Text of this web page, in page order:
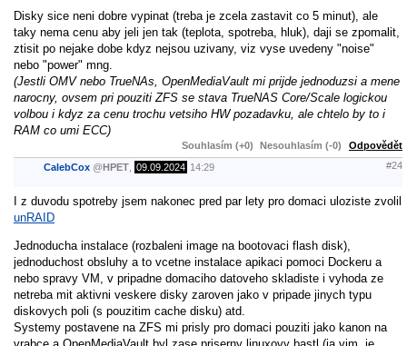
Disky sice neni dobre vypinat (treba je zcela zastavit co 5 minut), ale
taky nema cenu aby jeli jen tak (teplota, spotreba, hluk), daji se zpomalit,
ztisit po nejake dobe kdyz nejsou uzivany, viz vyse uvedeny "noise"
nebo "power" mng.
(Jestli OMV nebo TrueNAs, OpenMediaVault mi prijde jednoduzsi a mene
narocny, ovsem pri pouziti ZFS se stava TrueNAS Core/Scale logickou
volbou i kdyz za cenu trochu vetsiho HW pozadavku, ale chtelo by to i
RAM co umi ECC)
Souhlasím (+0) Nesouhlasím (-0) Odpovědět
CalebCox @HPET 09.09.2024 14:29 #24
I z duvodu spotreby jsem nakonec pred par lety pro domaci uloziste zvolil
unRAID
Jednoducha instalace (rozbaleni image na bootovaci flash disk),
jednoduchost obsluhy a to vcetne instalace apikaci pomoci Dockeru a
nebo spravy VM, v pripadne domaciho datoveho skladiste i vyhoda ze
netreba mit aktivni veskere disky zaroven jako v pripade jinych typu
diskovych poli (s pouzitim cache disku) atd.
Systemy postavene na ZFS mi prisly pro domaci pouziti jako kanon na